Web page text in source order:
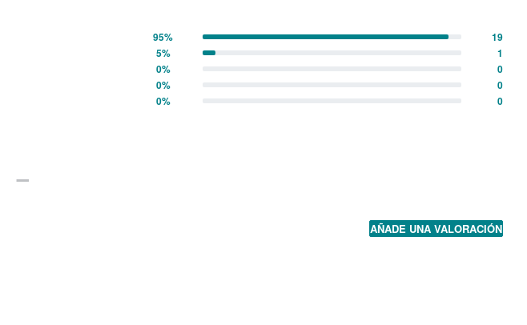
95% 19
5% 1
0% 0
0% 0
0% 0
AÑADE UNA VALORACIÓN